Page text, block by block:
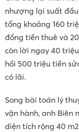
nhượng lại suất
tổng khoảng 160
đồng tiền thuê và
còn lời ngay 40
hồi 500 triệu tiền
có lãi.
Song bài toán lý
vận hành, anh Biên
diện tích rộng 40